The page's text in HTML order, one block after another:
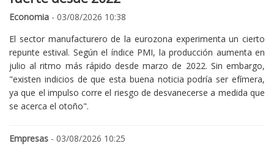
Economia - 03/08/2026 10:38
El sector manufacturero de la eurozona experimenta un cierto
repunte estival. Según el índice PMI, la producción aumenta en
julio al ritmo más rápido desde marzo de 2022. Sin embargo,
"existen indicios de que esta buena noticia podría ser efímera,
ya que el impulso corre el riesgo de desvanecerse a medida que
se acerca el otoño".
Empresas - 03/08/2026 10:25